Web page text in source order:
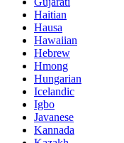
Haitian
Hausa
Hawaiian
Hebrew
Hmong
Hungarian
Icelandic
Igbo
Javanese
Kannada